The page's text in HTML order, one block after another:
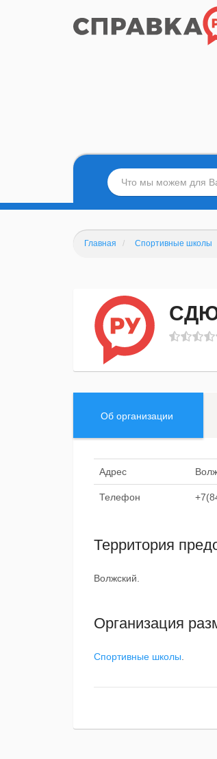
Главная Спортивные школы
Об организации
Адрес
Телефон
Территория
Волжский.
Организация
Спортивные школы